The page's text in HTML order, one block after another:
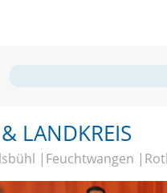
LANDKREIS
Feuchtwangen